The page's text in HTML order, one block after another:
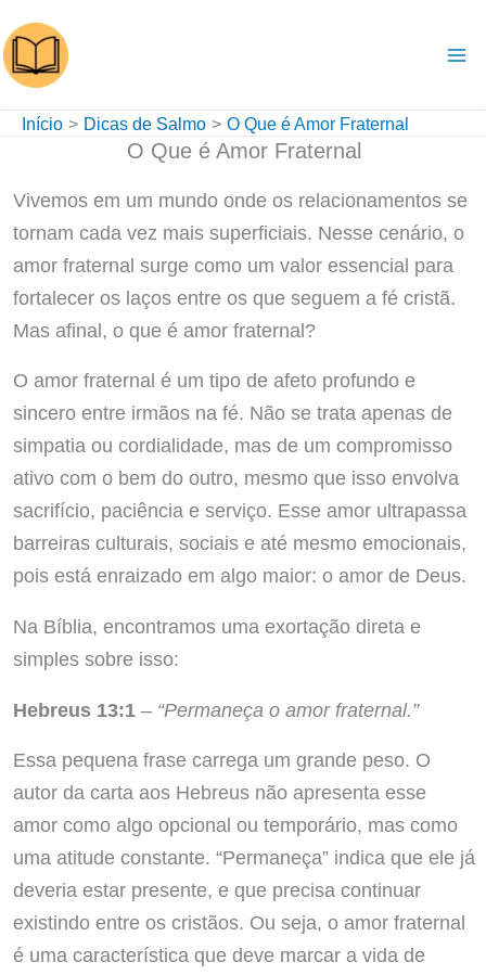
para
o
conteúdo
Início Dicas de Salmo O Que é Amor Fraternal
O Que é Amor Fraternal
Vivemos em um mundo onde os relacionamentos se
tornam cada vez mais superficiais. Nesse cenário, o
amor fraternal surge como um valor essencial para
fortalecer os laços entre os que seguem a fé cristã.
Mas afinal, o que é amor fraternal?
O amor fraternal é um tipo de afeto profundo e
sincero entre irmãos na fé. Não se trata apenas de
simpatia ou cordialidade, mas de um compromisso
ativo com o bem do outro, mesmo que isso envolva
sacrifício, paciência e serviço. Esse amor ultrapassa
barreiras culturais, sociais e até mesmo emocionais,
pois está enraizado em algo maior: o amor de Deus.
Na Bíblia, encontramos uma exortação direta e
simples sobre isso:
Hebreus 13:1– “Permaneça o amor fraternal.”
Essa pequena frase carrega um grande peso. O
autor da carta aos Hebreus não apresenta esse
amor como algo opcional ou temporário, mas como
uma atitude constante. “Permaneça” indica que ele já
deveria estar presente, e que precisa continuar
existindo entre os cristãos. Ou seja, o amor fraternal
é uma característica que deve marcar a vida de